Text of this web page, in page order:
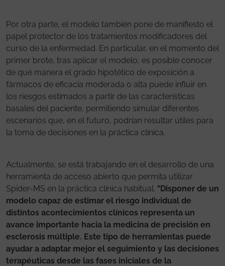
Por otra parte, el modelo también pone de manifiesto el
papel protector de los tratamientos modificadores del
curso de la enfermedad. En particular, en el momento del
primer brote, tras aplicar el modelo, es posible conocer
de qué manera el grado hipotético de exposición a
fármacos de eficacia moderada o alta puede influir en
los riesgos estimados a partir de las características
basales del paciente, permitiendo simular diferentes
escenarios que, en el futuro, podrían resultar útiles para
la toma de decisiones en la práctica clínica.
Actualmente, se está trabajando en el desarrollo de una
herramienta de acceso abierto que permita utilizar
Spider-MS en la práctica clínica habitual. "Disponer de un
modelo capaz de estimar el riesgo individual de
distintos acontecimientos clínicos representa un
avance importante hacia la medicina de precisión en
esclerosis múltiple. Este tipo de herramientas puede
ayudar a adaptar mejor el seguimiento y las decisiones
terapéuticas desde las fases iniciales de la